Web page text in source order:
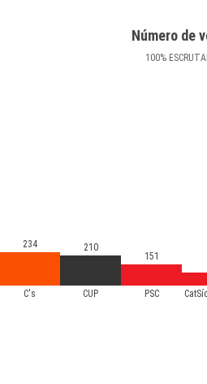
Número de
100%
C's CUP PSC
234 210
151